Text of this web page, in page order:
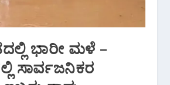
ಭಾರೀ ಮಳೆ –
ಸಾರ್ವಜನಿಕರ